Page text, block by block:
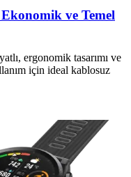
ve Temel
ergonomik tasarımı ve
için ideal kablosuz